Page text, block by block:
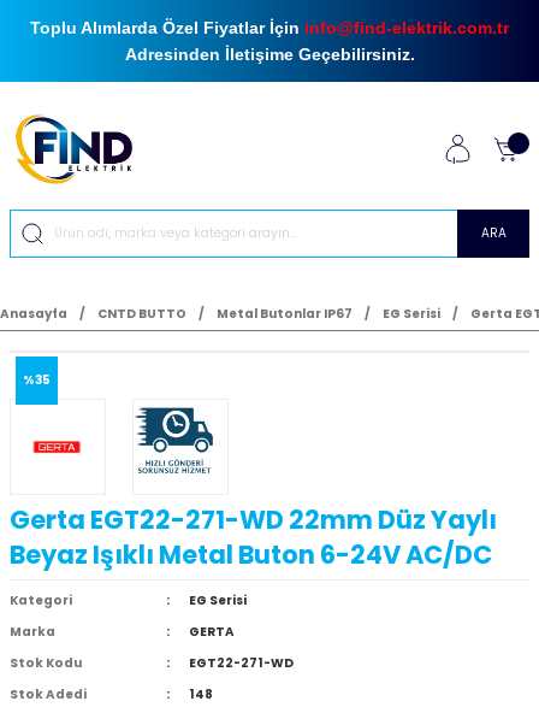
Toplu Alımlarda Özel Fiyatlar İçin info@find-elektrik.com.tr
Adresinden İletişime Geçebilirsiniz.
ARA
Anasayfa CNTD BUTTO Metal Butonlar IP67 EG Serisi Gerta
%35
Gerta EGT22-271-WD 22mm Düz Yaylı
Beyaz Işıklı Metal Buton 6-24V AC/DC
Kategori
EG Serisi
Marka
GERTA
Stok Kodu
EGT22-271-WD
Stok Adedi
148